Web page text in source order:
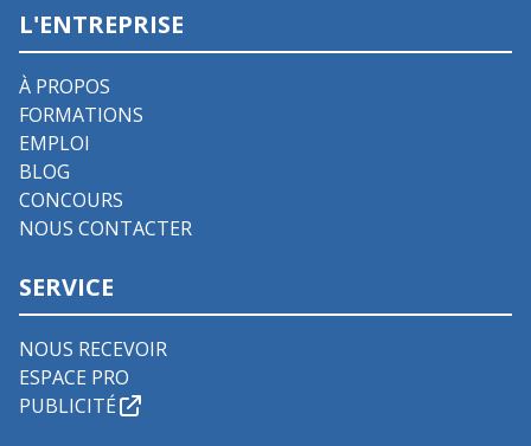
L'ENTREPRISE
À PROPOS
FORMATIONS
EMPLOI
BLOG
CONCOURS
NOUS CONTACTER
SERVICE
NOUS RECEVOIR
ESPACE PRO
PUBLICITÉ